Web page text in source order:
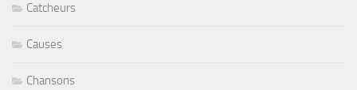
Catcheurs
Causes
Chansons